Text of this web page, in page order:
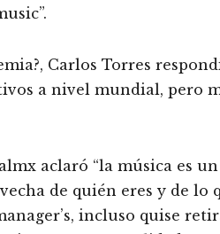
Carlos Torres
a nivel mundial, pero
aclaró “la música es
de quién eres y de lo
incluso quise